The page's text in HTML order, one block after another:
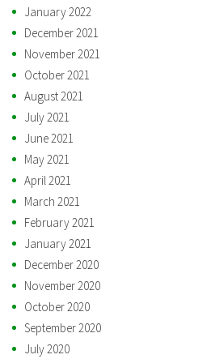
January 2022
December 2021
November 2021
October 2021
August 2021
July 2021
June 2021
May 2021
April 2021
March 2021
February 2021
January 2021
December 2020
November 2020
October 2020
September 2020
July 2020